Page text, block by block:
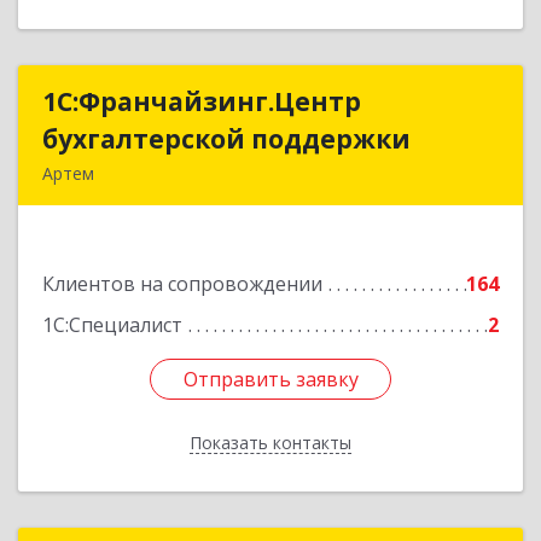
1С:Франчайзинг.Центр
бухгалтерской поддержки
Артем
Клиентов на сопровождении
164
1С:Специалист
2
Отправить заявку
Показать контакты
1С:Франчайзинг.Центр
бухгалтерской поддержки
Подробнее
Отправить заявку
Назад